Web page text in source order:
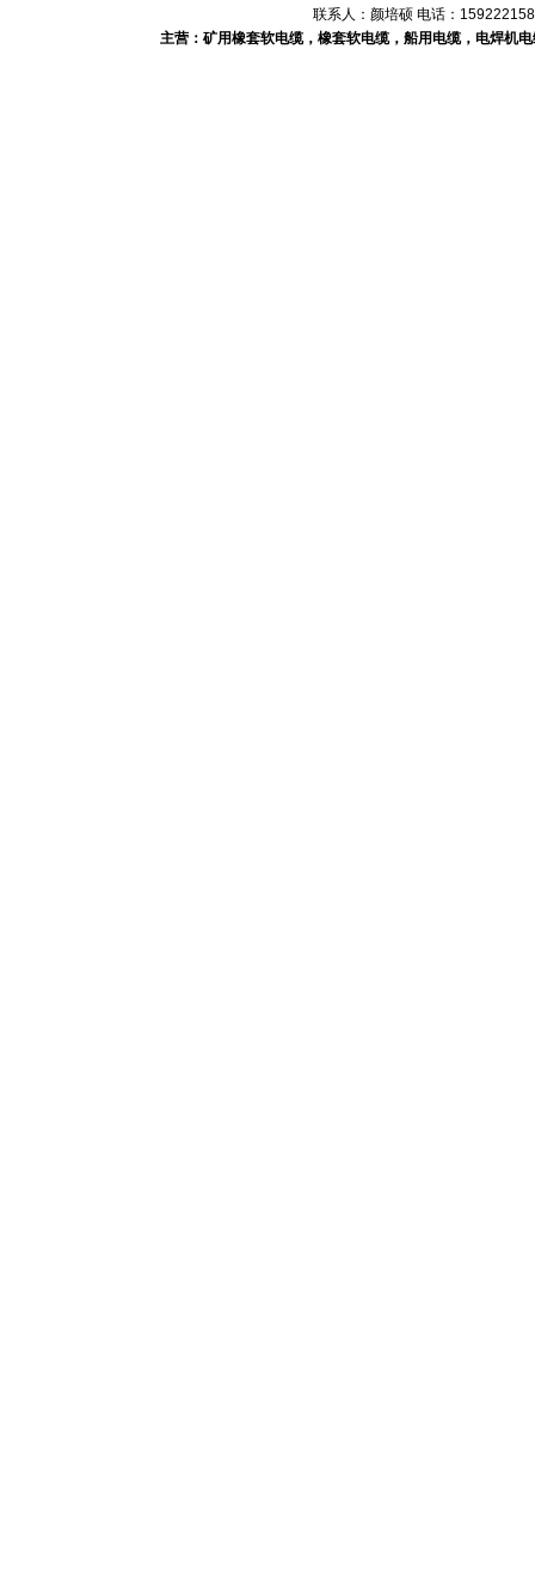
联系人：颜培硕 电话：
主营：矿用橡套软电缆，橡套软电缆，船用电缆，电焊机